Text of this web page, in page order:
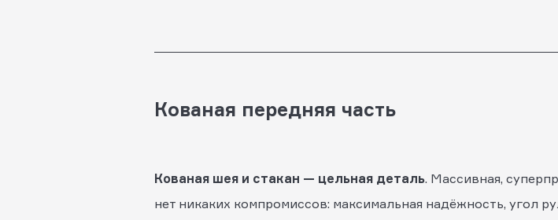
Кованая передняя часть
Кованая шея и стакан — цельная деталь. Массивная,
нет никаких компромиссов: максимальная надёжность, угол